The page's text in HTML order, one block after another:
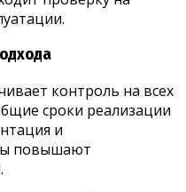
контроль на всех
сроки реализации
и
повышают